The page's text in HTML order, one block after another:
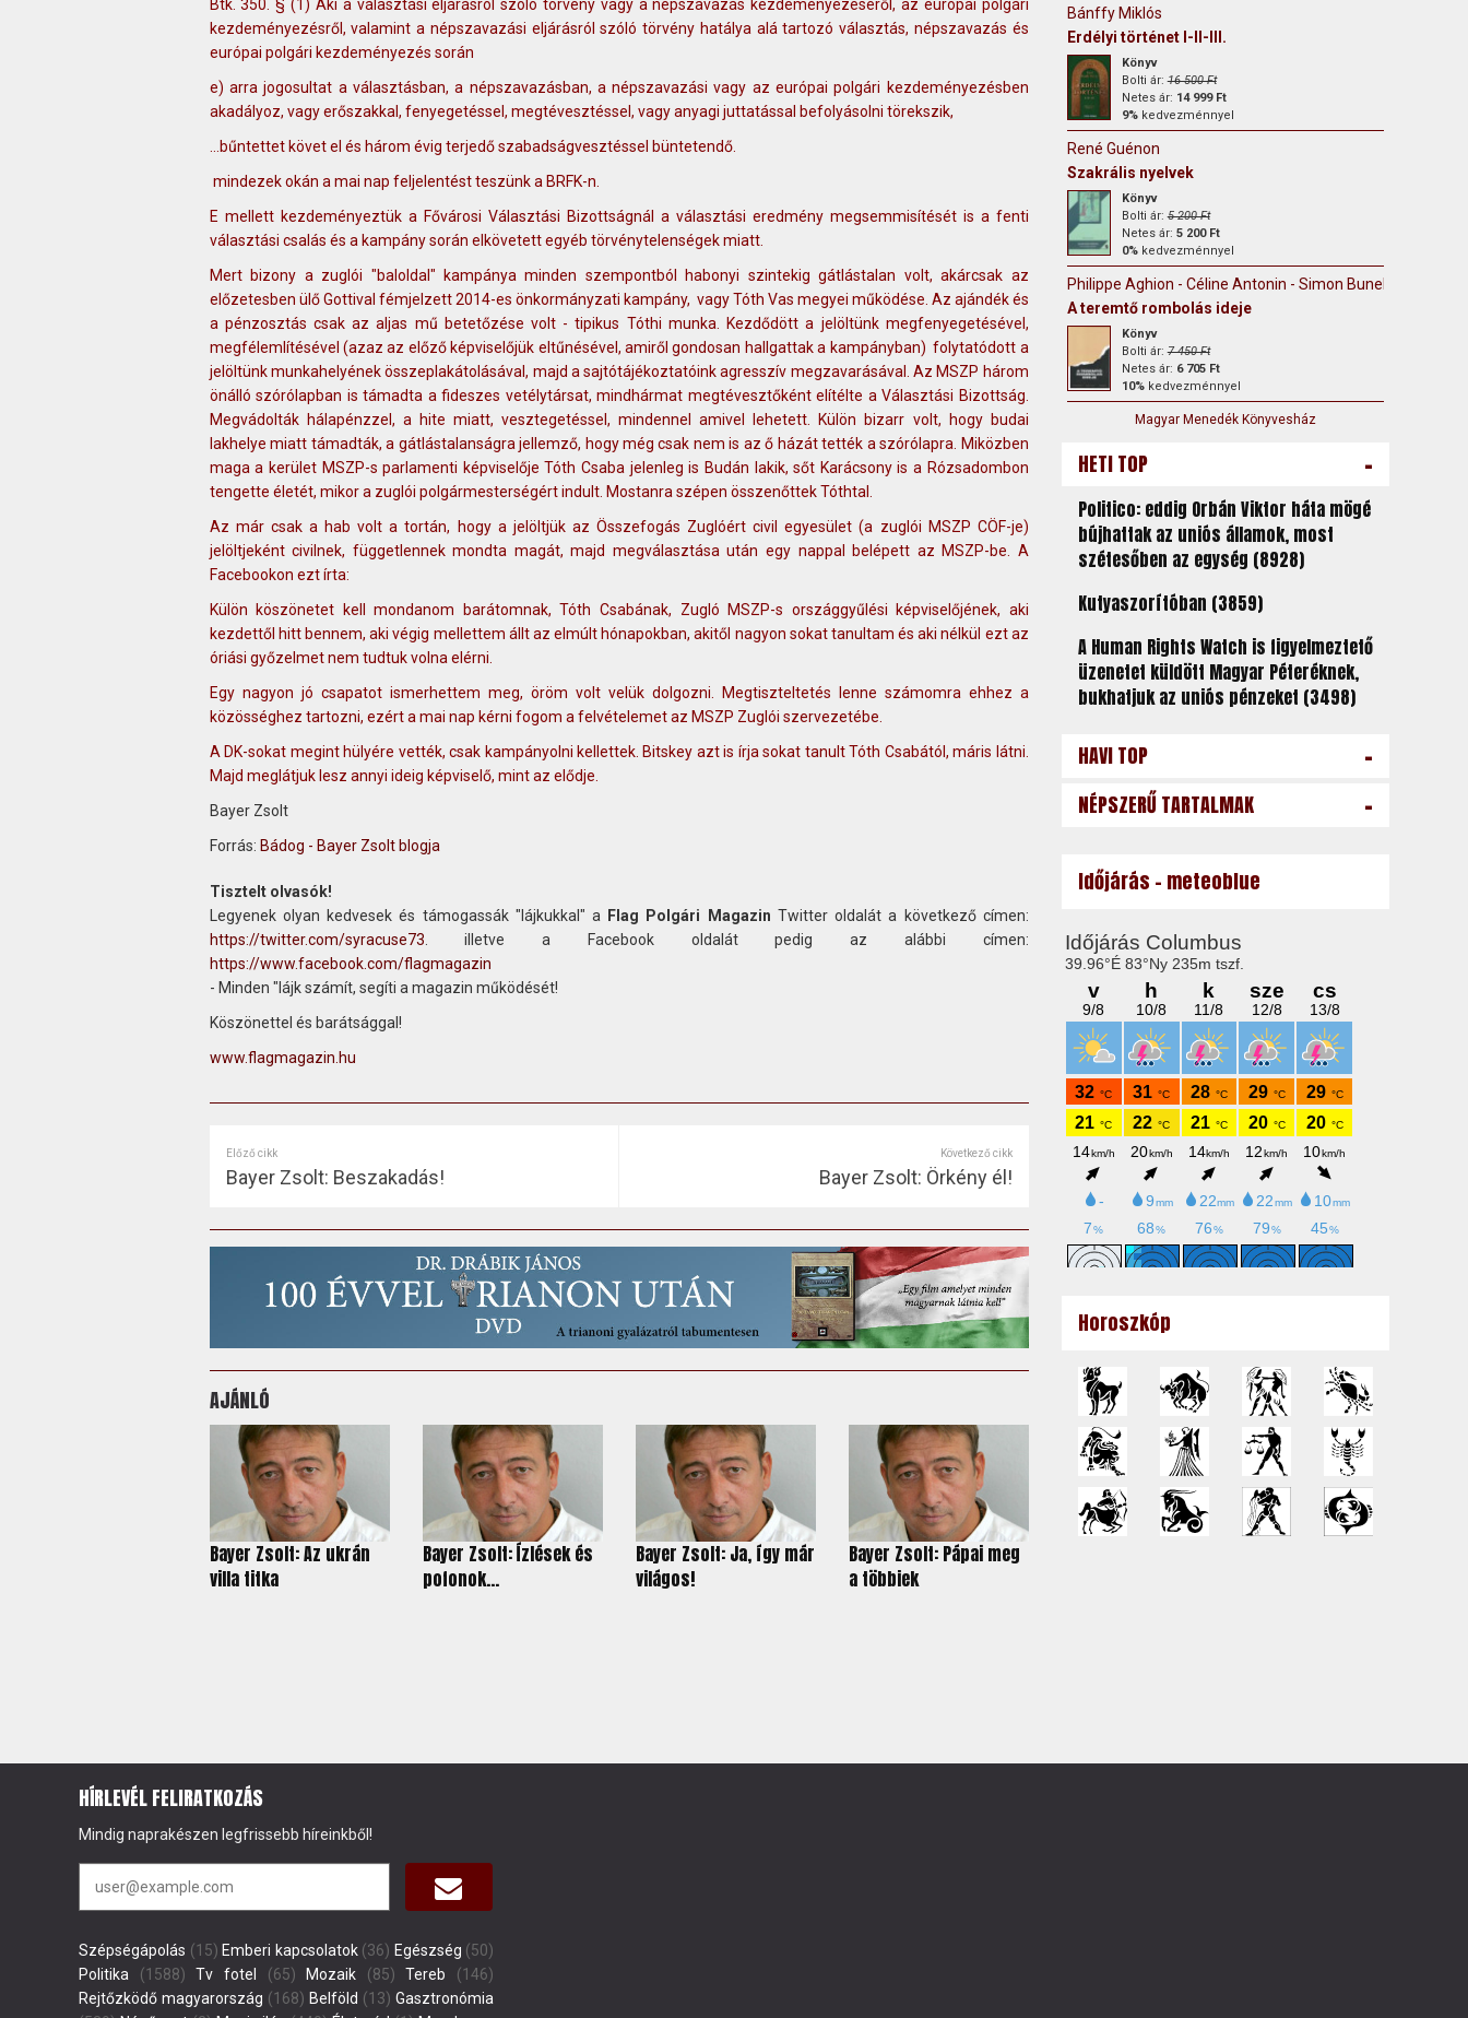
Btk. 350. § (1) Aki a választási eljárásról szóló törvény vagy a népszavazás kezdeményezéséről, az európai polgári
kezdeményezésről, valamint a népszavazási eljárásról szóló törvény hatálya alá tartozó választás, népszavazás és
európai polgári kezdeményezés során
e) arra jogosultat a választásban, a népszavazásban, a népszavazási vagy az európai polgári kezdeményezésben
akadályoz, vagy erőszakkal, fenyegetéssel, megtévesztéssel, vagy anyagi juttatással befolyásolni törekszik,
…bűntettet követ el és három évig terjedő szabadságvesztéssel büntetendő.
mindezek okán a mai nap feljelentést teszünk a BRFK-n.
E mellett kezdeményeztük a Fővárosi Választási Bizottságnál a választási eredmény megsemmisítését is a fenti
választási csalás és a kampány során elkövetett egyéb törvénytelenségek miatt.
Mert bizony a zuglói "baloldal" kampánya minden szempontból habonyi szintekig gátlástalan volt, akárcsak az
előzetesben ülő Gottival fémjelzett 2014-es önkormányzati kampány, vagy Tóth Vas megyei működése. Az ajándék és
a pénzosztás csak az aljas mű betetőzése volt - tipikus Tóthi munka. Kezdődött a jelöltünk megfenyegetésével,
megfélemlítésével (azaz az előző képviselőjük eltűnésével, amiről gondosan hallgattak a kampányban) folytatódott a
jelöltünk munkahelyének összeplakátolásával, majd a sajtótájékoztatóink agresszív megzavarásával. Az MSZP három
önálló szórólapban is támadta a fideszes vetélytársat, mindhármat megtévesztőként elítélte a Választási Bizottság.
Megvádolták hálapénzzel, a hite miatt, vesztegetéssel, mindennel amivel lehetett. Külön bizarr volt, hogy budai
lakhelye miatt támadták, a gátlástalanságra jellemző, hogy még csak nem is az ő házát tették a szórólapra. Miközben
maga a kerület MSZP-s parlamenti képviselője Tóth Csaba jelenleg is Budán lakik, sőt Karácsony is a Rózsadombon
tengette életét, mikor a zuglói polgármesterségért indult. Mostanra szépen összenőttek Tóthtal.
Az már csak a hab volt a tortán, hogy a jelöltjük az Összefogás Zuglóért civil egyesület (a zuglói MSZP CÖF-je)
jelöltjeként civilnek, függetlennek mondta magát, majd megválasztása után egy nappal belépett az MSZP-be. A
Facebookon ezt írta:
Külön köszönetet kell mondanom barátomnak, Tóth Csabának, Zugló MSZP-s országgyűlési képviselőjének, aki
kezdettől hitt bennem, aki végig mellettem állt az elmúlt hónapokban, akitől nagyon sokat tanultam és aki nélkül ezt az
óriási győzelmet nem tudtuk volna elérni.
Egy nagyon jó csapatot ismerhettem meg, öröm volt velük dolgozni. Megtiszteltetés lenne számomra ehhez a
közösséghez tartozni, ezért a mai nap kérni fogom a felvételemet az MSZP Zuglói szervezetébe.
A DK-sokat megint hülyére vették, csak kampányolni kellettek. Bitskey azt is írja sokat tanult Tóth Csabától, máris látni.
Majd meglátjuk lesz annyi ideig képviselő, mint az elődje.
Bayer Zsolt
Forrás: Bádog - Bayer Zsolt blogja
Tisztelt olvasók!
Legyenek olyan kedvesek és támogassák "lájkukkal" a
Flag Polgári Magazin Twitter oldalát a következő címen:
https://twitter.com/syracuse73 . illetve a Facebook oldalát pedig az alábbi címen:
https://www.facebook.com/flagmagazin
- Minden "lájk számít, segíti a magazin működését!
Köszönettel és barátsággal!
www.flagmagazin.hu
Előző cikk
Bayer Zsolt: Beszakadás!
Következő cikk
Bayer Zsolt: Örkény él!
AJÁNLÓ
Bayer Zsolt: Az ukrán
villa titka
Bayer Zsolt: Ízlések és
pofonok...
Bayer Zsolt: Ja, így már
világos!
Bayer Zsolt: Pápai meg
a többiek
Bánffy Miklós
Erdélyi történet I-II-III.
Könyv
Bolti ár:16 500 Ft
Netes ár: 14 999 Ft
9%kedvezménnyel
René Guénon
Szakrális nyelvek
Könyv
Bolti ár:5 200 Ft
Netes ár: 5 200 Ft
0%kedvezménnyel
Philippe Aghion - Céline Antonin - Simon Bunel
A teremtő rombolás ideje
Könyv
Bolti ár:7 450 Ft
Netes ár: 6 705 Ft
10%kedvezménnyel
Magyar Menedék Könyvesház
HETI TOP -
Politico: eddig Orbán Viktor háta mögé
bújhattak az uniós államok, most
szétesőben az egység (8928)
Kutyaszorítóban (3859)
A Human Rights Watch is figyelmeztető
üzenetet küldött Magyar Péteréknek,
bukhatjuk az uniós pénzeket (3498)
HAVI TOP -
NÉPSZERŰ TARTALMAK -
Időjárás - meteoblue
Horoszkóp
HÍRLEVÉL FELIRATKOZÁS
Mindig naprakészen legfrissebb híreinkből!
Szépségápolás (15) Emberi kapcsolatok(36) Egészség (50)
Politika (1588) Tv fotel (65) Mozaik (85) Tereb (146)
Rejtőzködő magyarország (168) Belföld (13) Gasztronómia